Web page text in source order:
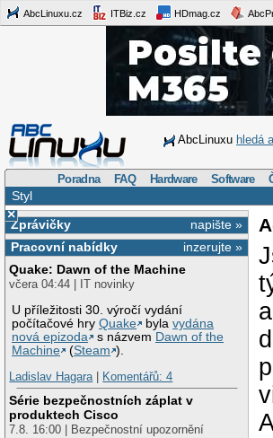
AbcLinuxu.cz ITBiz.cz HDmag.cz
AbcLinuxu hledá
Poradna FAQ Hardware Software
Styl
×
napište »
Zprávičky
inzerujte »
Pracovní nabídky
Quake: Dawn of the Machine
včera 04:44 | IT novinky
U příležitosti 30. výročí vydání
počítačové hryQuake bylavydána
nová epizoda
s názvem Dawn of the
Machine
(Steam ).
Ladislav Hagara| Komentářů: 4
Série bezpečnostních záplat v
produktech Cisco
7.8. 16:00 | Bezpečnostní upozornění